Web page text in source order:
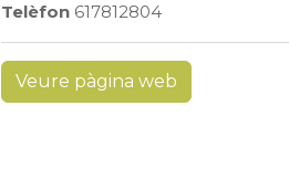
Telèfon617812804
Veure pàgina web